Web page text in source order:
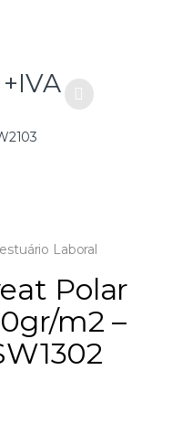
+IVA
Laboral
Polar
m2 –